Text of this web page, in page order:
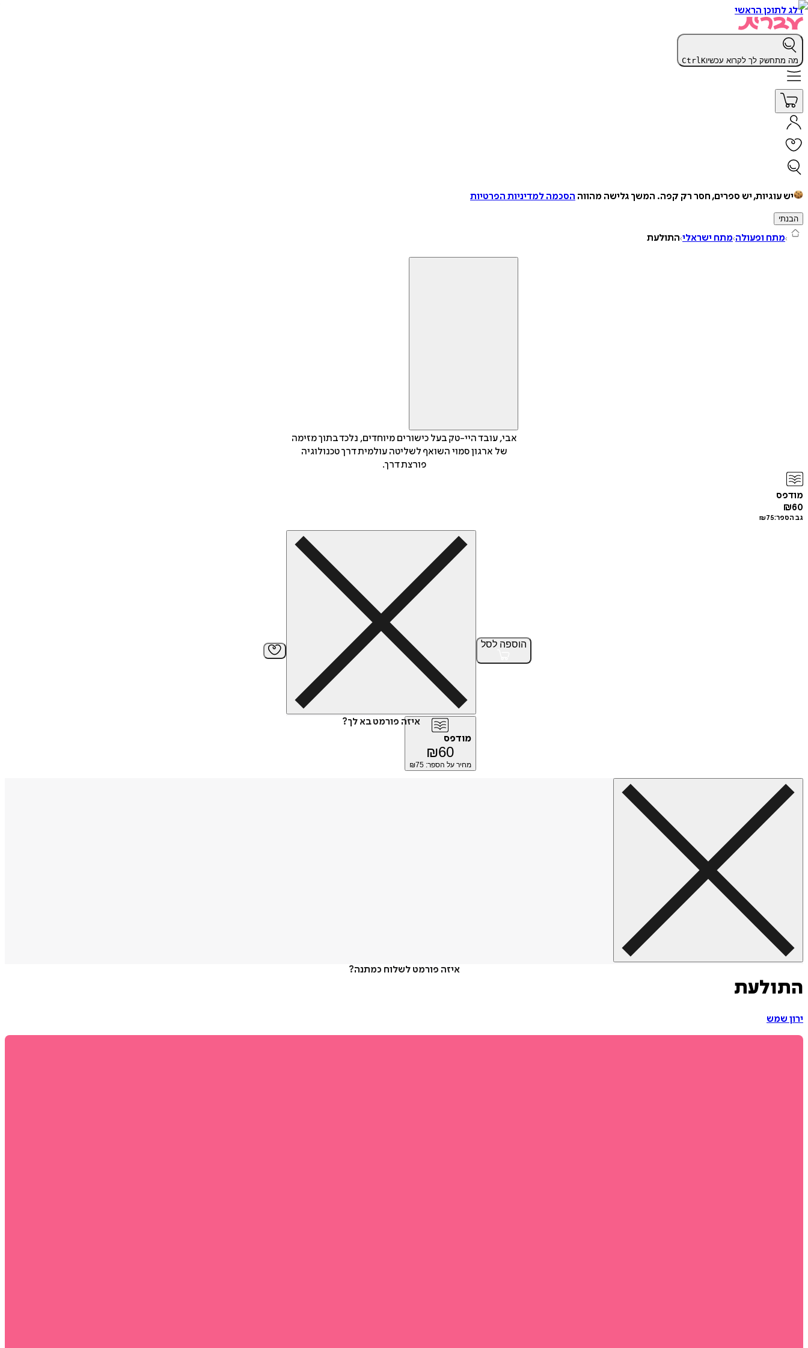
דלג לתוכן הראשי
מה מתחשק לך לקרוא עכשיו CtrlK
יש עוגיות, יש ספרים, חסר רק קפה. המשך גלישה מהווה הסכמה למדיניות הפרטיות
הבנתי
מתח ופעולה מתח ישראלי התולעת
אבי, עובד היי-טק בעל כישורים מיוחדים, נלכד בתוך מזימה
של ארגון סמוי השואף לשליטה עולמית דרך טכנולוגיה
פורצת דרך.
מודפס
₪60
גב הספר: ₪75
הוספה לסל
איזה פורמט בא לך?
מודפס
₪60
מחיר על הספר: ₪75
איזה פורמט לשלוח כמתנה?
התולעת
ירון שמש